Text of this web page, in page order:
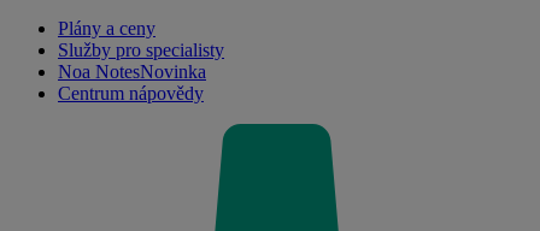
Plány a ceny
Služby pro specialisty
Noa NotesNovinka
Centrum nápovědy